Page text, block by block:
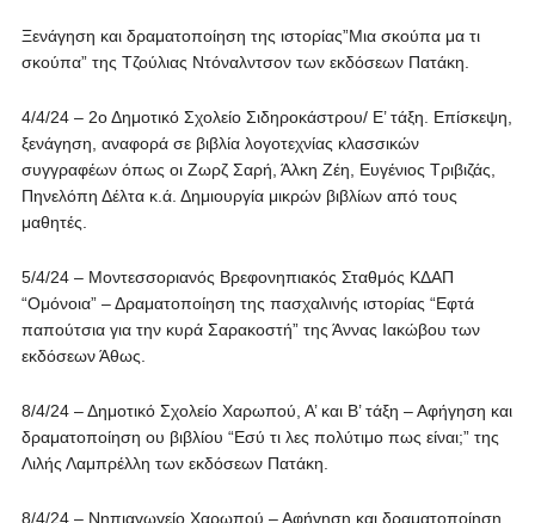
Ξενάγηση και δραματοποίηση της ιστορίας”Μια σκούπα μα τι
σκούπα” της Τζούλιας Ντόναλντσον των εκδόσεων Πατάκη.
4/4/24 – 2ο Δημοτικό Σχολείο Σιδηροκάστρου/ Ε’ τάξη. Επίσκεψη,
ξενάγηση, αναφορά σε βιβλία λογοτεχνίας κλασσικών
συγγραφέων όπως οι Ζωρζ Σαρή, Άλκη Ζέη, Ευγένιος Τριβιζάς,
Πηνελόπη Δέλτα κ.ά. Δημιουργία μικρών βιβλίων από τους
μαθητές.
5/4/24 – Μοντεσσοριανός Βρεφονηπιακός Σταθμός ΚΔΑΠ
“Ομόνοια” – Δραματοποίηση της πασχαλινής ιστορίας “Εφτά
παπούτσια για την κυρά Σαρακοστή” της Άννας Ιακώβου των
εκδόσεων Άθως.
8/4/24 – Δημοτικό Σχολείο Χαρωπού, Α’ και Β’ τάξη – Αφήγηση και
δραματοποίηση ου βιβλίου “Εσύ τι λες πολύτιμο πως είναι;” της
Λιλής Λαμπρέλλη των εκδόσεων Πατάκη.
8/4/24 – Νηπιαγωγείο Χαρωπού – Αφήγηση και δραματοποίηση